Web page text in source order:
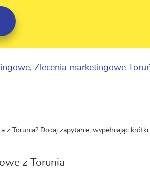
, Zlecenia marketingowe Toruń
z Torunia? Dodaj zapytanie, wypełniając krótki
z Torunia